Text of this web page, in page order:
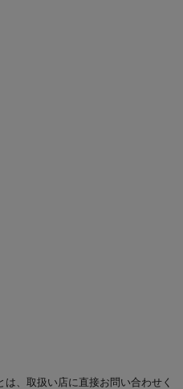
、取扱い店に直接お問い合わせく